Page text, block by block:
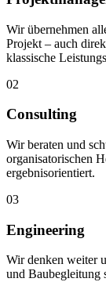
Wir übernehmen
Projekt – auch
klassische
02
Consulting
Wir beraten und
organisatorischen
ergebnisorientiert.
03
Engineering
Wir denken weiter
und Baubegleitung